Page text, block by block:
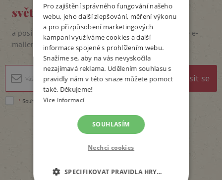
světem
a posílat si slevové kódy, soutěže i pozvánky na akce e-
mailem
Přihlásit se
* Souhlasím se zpracováním osobních údajů
Pro zajištění správného fungování našeho
webu, jeho další zlepšování, měření výkonu
a pro přizpůsobení marketingových
kampaní využíváme cookies a další
informace spojené s prohlížením webu.
Snažíme se, aby na vás nevyskočila
nezajímavá reklama. Udělením souhlasu s
pravidly nám v této snaze můžete pomoct
také. Děkujeme!
Více informací
SOUHLASÍM
Nechci cookies
SPECIFIKOVAT PRAVIDLA HRY…